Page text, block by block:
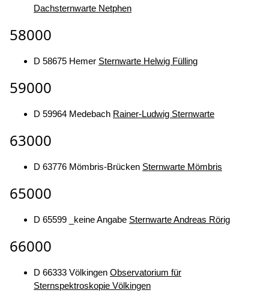
Dachsternwarte Netphen
58000
D 58675 Hemer Sternwarte Helwig Fülling
59000
D 59964 Medebach Rainer-Ludwig Sternwarte
63000
D 63776 Mömbris-Brücken Sternwarte Mömbris
65000
D 65599 _keine Angabe Sternwarte Andreas Rörig
66000
D 66333 Völkingen Observatorium für
Sternspektroskopie Völkingen